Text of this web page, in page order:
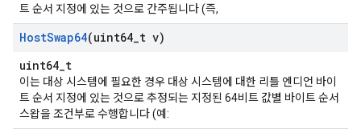
트 순서 지정에 있는 것으로 간주됩니다 (즉,
HostSwap64(uint64 t v)
uint64_t
이는 대상 시스템에 필요한 경우 대상 시스템에 대한 리틀 엔디언 바이
트 순서 지정에 있는 것으로 추정되는 지정된 64비트 값별 바이트 순서
스왑을 조건부로 수행합니다 (예: